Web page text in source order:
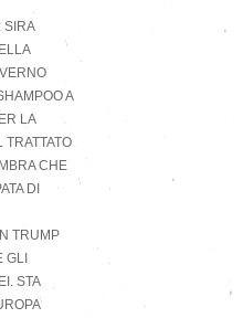
SIRA
A
LA
CHE
DI
TRUMP
GLI
STA